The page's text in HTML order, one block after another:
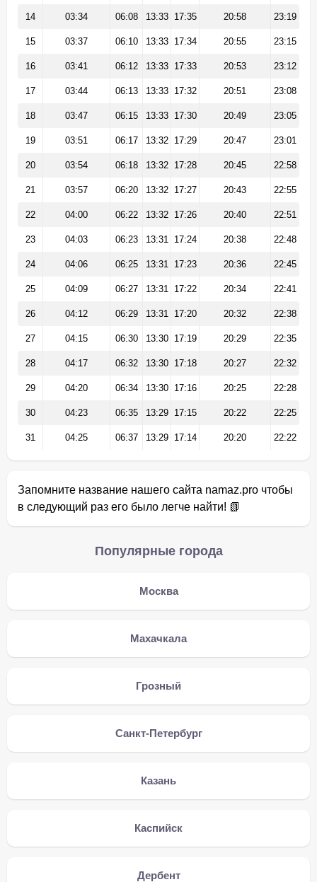
14 03:34 06:08 13:33 17:35 20:58 23:19
15 03:37 06:10 13:33 17:34 20:55 23:15
16 03:41 06:12 13:33 17:33 20:53 23:12
17 03:44 06:13 13:33 17:32 20:51 23:08
18 03:47 06:15 13:33 17:30 20:49 23:05
19 03:51 06:17 13:32 17:29 20:47 23:01
20 03:54 06:18 13:32 17:28 20:45 22:58
21 03:57 06:20 13:32 17:27 20:43 22:55
22 04:00 06:22 13:32 17:26 20:40 22:51
23 04:03 06:23 13:31 17:24 20:38 22:48
24 04:06 06:25 13:31 17:23 20:36 22:45
25 04:09 06:27 13:31 17:22 20:34 22:41
26 04:12 06:29 13:31 17:20 20:32 22:38
27 04:15 06:30 13:30 17:19 20:29 22:35
28 04:17 06:32 13:30 17:18 20:27 22:32
29 04:20 06:34 13:30 17:16 20:25 22:28
30 04:23 06:35 13:29 17:15 20:22 22:25
31 04:25 06:37 13:29 17:14 20:20 22:22
Запомните название нашего сайта namaz.pro чтобы
в следующий раз его было легче найти! 📗
Популярные города
Москва
Махачкала
Грозный
Санкт-Петербург
Казань
Каспийск
Дербент